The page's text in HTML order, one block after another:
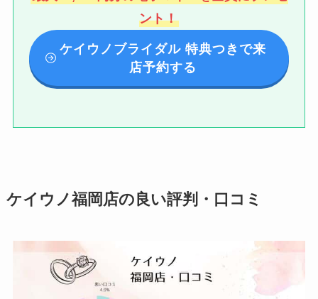
ント！
ケイウノブライダル 特典つきで来
店予約する
ケイウノ福岡店の良い評判・口コミ